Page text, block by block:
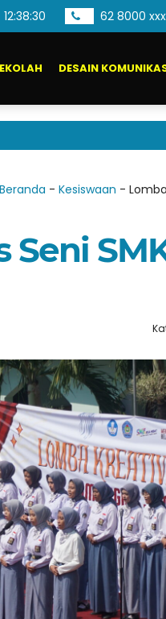
12:38:31 62 8000 xxx
DESAIN
Beranda - Kesiswaan -